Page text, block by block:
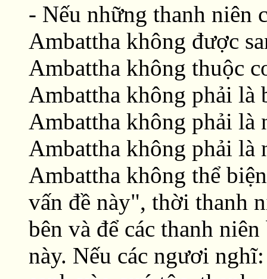
- Nếu những thanh niên
Ambattha không được
Ambattha không thuộc
Ambattha không phải là
Ambattha không phải là
Ambattha không phải là
Ambattha không thể
vấn đề này", thời thanh
bên và để các thanh
này. Nếu các ngươi